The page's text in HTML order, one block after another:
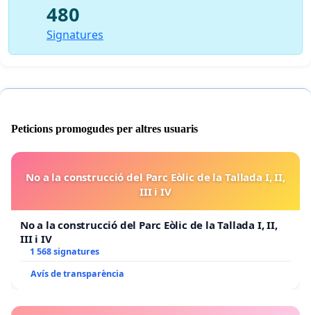
480
Signatures
Peticions promogudes per altres usuaris
No a la construcció del Parc Eòlic de la Tallada I, II,
III i IV
No a la construcció del Parc Eòlic de la Tallada I, II,
III i IV
1 568 signatures
Avís de transparència